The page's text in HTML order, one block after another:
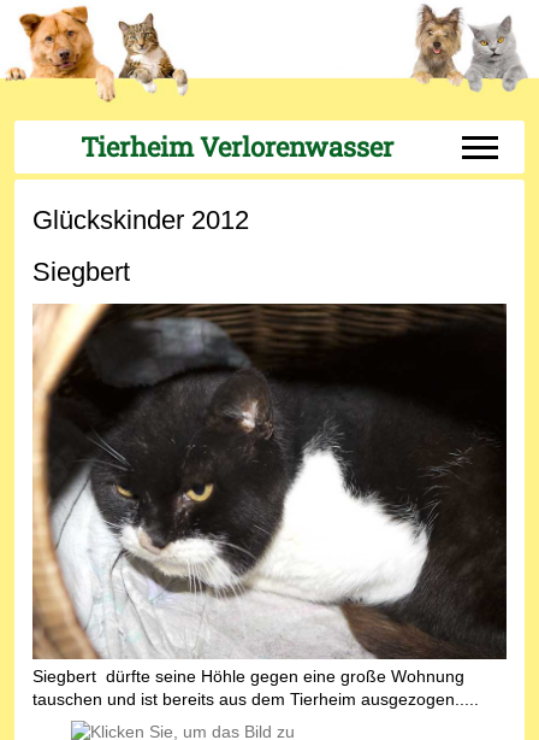
Tierheim Verlorenwasser Off-
Glückskinder 2012
Siegbert
Siegbert dürfte seine Höhle gegen eine große Wohnung
tauschen und ist bereits aus dem Tierheim ausgezogen.....